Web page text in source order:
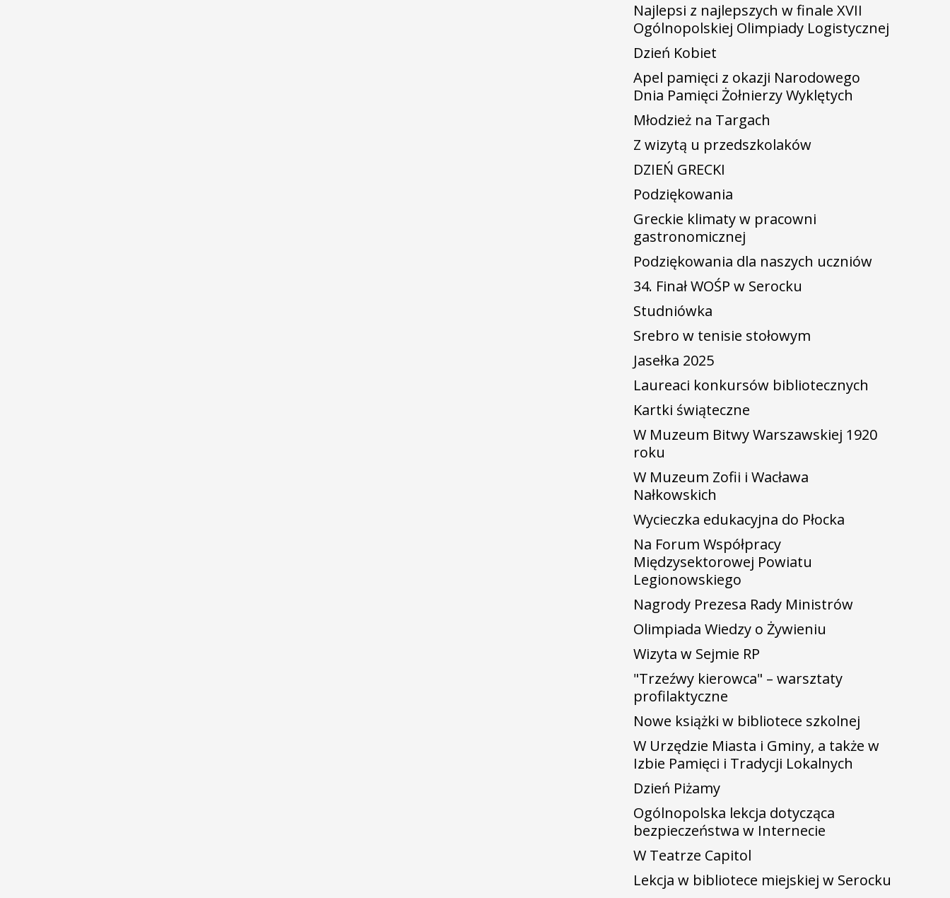
Najlepsi z najlepszych w finale XVII
Ogólnopolskiej Olimpiady Logistycznej
Dzień Kobiet
Apel pamięci z okazji Narodowego
Dnia Pamięci Żołnierzy Wyklętych
Młodzież na Targach
Z wizytą u przedszkolaków
DZIEŃ GRECKI
Podziękowania
Greckie klimaty w pracowni
gastronomicznej
Podziękowania dla naszych uczniów
34. Finał WOŚP w Serocku
Studniówka
Srebro w tenisie stołowym
Jasełka 2025
Laureaci konkursów bibliotecznych
Kartki świąteczne
W Muzeum Bitwy Warszawskiej 1920
roku
W Muzeum Zofii i Wacława
Nałkowskich
Wycieczka edukacyjna do Płocka
Na Forum Współpracy
Międzysektorowej Powiatu
Legionowskiego
Nagrody Prezesa Rady Ministrów
Olimpiada Wiedzy o Żywieniu
Wizyta w Sejmie RP
"Trzeźwy kierowca" – warsztaty
profilaktyczne
Nowe książki w bibliotece szkolnej
W Urzędzie Miasta i Gminy, a także w
Izbie Pamięci i Tradycji Lokalnych
Dzień Piżamy
Ogólnopolska lekcja dotycząca
bezpieczeństwa w Internecie
W Teatrze Capitol
Lekcja w bibliotece miejskiej w Serocku